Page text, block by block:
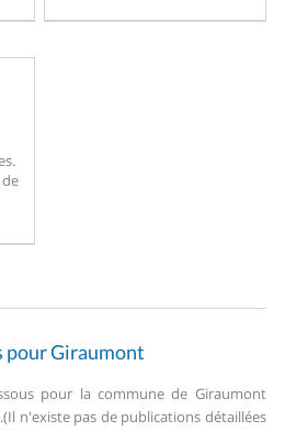
pour Giraumont
pour la commune de Giraumont
(Il n'existe pas de publications détaillées